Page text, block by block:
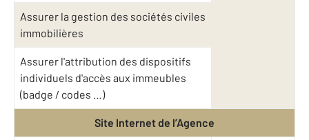
Assurer la gestion des sociétés civiles
immobilières
Assurer l'attribution des dispositifs
individuels d'accès aux immeubles
(badge / codes …)
Site Internet de l’Agence